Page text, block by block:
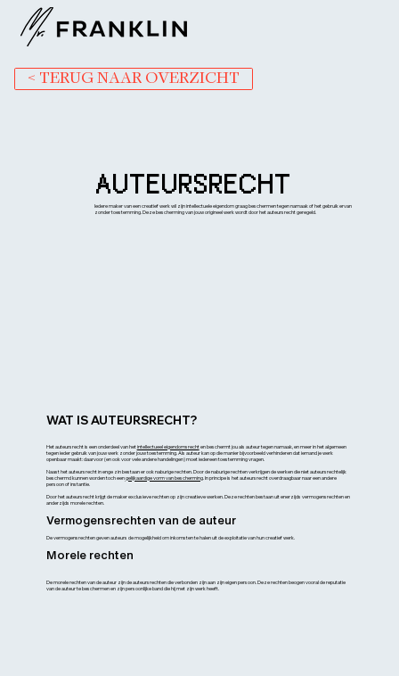
< TERUG NAAR OVERZICHT
WAT IS AUTEURSRECHT?
Het auteursrecht is een onderdeel van hetintellectueel eigendomsrechten beschermt jou als auteur tegen namaak, en meer in het algemeen
tegen ieder gebruik van jouw werk zonder jouw toestemming. Als auteur kan op die manier bijvoorbeeld verhinderen dat iemand je werk
openbaar maakt: daarvoor (en ook voor vele andere handelingen) moet iedereen toestemming vragen.
Naast het auteursrecht in enge zin bestaan er ook naburige rechten. Door de naburige rechten verkrijgen de werken die niet auteursrechtelijk
beschermd kunnen worden toch eengelijkaardige vorm van bescherming. In principe is het auteursrecht overdraagbaar naar een andere
persoon of instantie.
Door het auteursrecht krijgt de maker exclusieve rechten op zijn creatieve werken. Deze rechten bestaan uit enerzijds vermogensrechten en
anderzijds morele rechten.
Vermogensrechten van de auteur
De vermogensrechten geven auteurs de mogelijkheid om inkomsten te halen uit de exploitatie van hun creatief werk.
Morele rechten
De morele rechten van de auteur zijn de auteursrechten die verbonden zijn aan zijn eigen persoon. Deze rechten beogen vooral de reputatie
van de auteur te beschermen en zijn persoonlijke band die hij met zijn werk heeft.
AUTEURSRECHT
Iedere maker van een creatief werk wil zijn intellectuele eigendom graag beschermen tegen namaak of het gebruik ervan
zonder toestemming. Deze bescherming van jouw origineel werk wordt door het auteursrecht geregeld.